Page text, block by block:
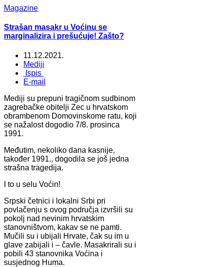
Magazine
Strašan masakr u Voćinu se
marginalizira i prešućuje! Zašto?
11.12.2021.
Mediji
Ispis
E-mail
Mediji su prepuni tragičnom sudbinom
zagrebačke obitelji Zec u hrvatskom
obrambenom Domovinskome ratu, koji
se nažalost dogodio 7/8. prosinca
1991.
Međutim, nekoliko dana kasnije,
također 1991., dogodila se još jedna
strašna tragedija.
I to u selu Voćin!
Srpski četnici i lokalni Srbi pri
povlačenju s ovog područja izvršili su
pokolj nad nevinim hrvatskim
stanovništvom, kakav se ne pamti.
Mučili su i ubijali Hrvate, čak su im u
glave zabijali i – čavle. Masakrirali su i
pobili 43 stanovnika Voćina i
susjednog Huma.